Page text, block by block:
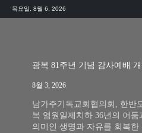
목요일, 8월 6, 2026
광복 81주년 기념 감사예배 개
8월 3, 2026
남가주기독교회협의회, 한반
복 염원일제치하 36년의 어둠
의미인 생명과 자유를 회복한